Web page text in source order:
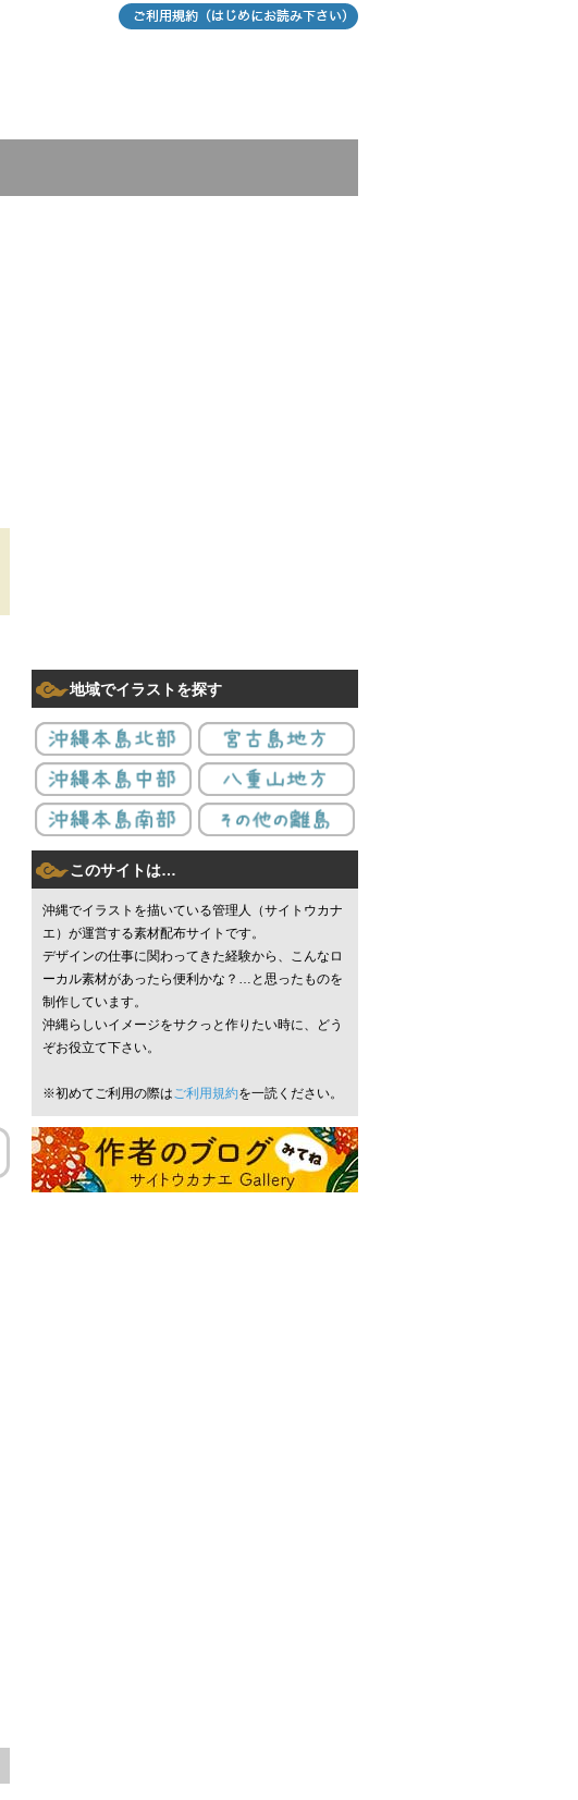
地域でイラストを探す
このサイトは…
沖縄でイラストを描いている管理人（サイトウカナ
エ）が運営する素材配布サイトです。
デザインの仕事に関わってきた経験から、こんなロ
ーカル素材があったら便利かな？…と思ったものを
制作しています。
沖縄らしいイメージをサクっと作りたい時に、どう
ぞお役立て下さい。
※初めてご利用の際はご利用規約を一読ください。